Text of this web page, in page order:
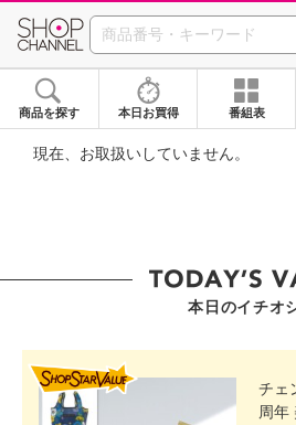
SHOP
商品を探す 本日お買得 番組表
現在、お取扱いしていません。
本日のイチオ
チェ
周年